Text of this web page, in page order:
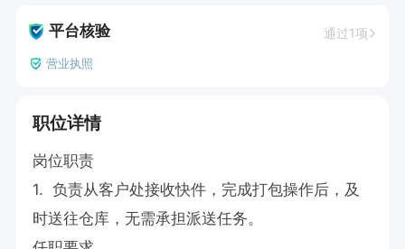
平台核验 通过1项
营业执照
职位详情
岗位职责
1.  负责从客户处接收快件，完成打包操作后，及
时送往仓库，无需承担派送任务。